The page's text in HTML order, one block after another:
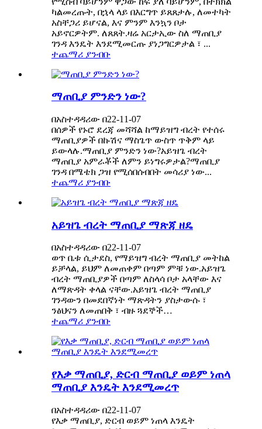
ካልመረጡት, በኋላ ላይ በእርግጥ ይጸጸታሉ, ለመተካት
አስቸጋሪ ይሆናል, እና ምንም እንኳን ቦታ
አይኖርዎትም. ለጸጸት.ዛሬ አርታኢው ስለ ማጠቢያ
ገንዳ እንዴት እንደሚመርጡ ያነጋግርዎታል ፣ ...
ተጨማሪ ያንብቡ
ማጠቢያ ምንድን ነው?
በአስተዳዳሪው በ22-11-07
በሰዎች የኑሮ ደረጃ መሻሻል ከማይዝግ ብረት የተሰሩ
ማጠቢያዎች በኩሽና ማስጌጥ ውስጥ ጥቅም ላይ
ይውላሉ.ማጠቢያ ምንድን ነው?አይዝጌ ብረት
ማጠቢያ አምራቾች ለምን ይነግሩዎታል?ማጠቢያ
ገንዳ በሜቴክ ጋዝ የሚሰበሰብበት መሳሪያ ነው...
ተጨማሪ ያንብቡ
አይዝጌ ብረት ማጠቢያ ማጽጃ ዘዴ
በአስተዳዳሪው በ22-11-07
ወጥ ቤቱ ሲታደስ, የማይዝግ ብረት ማጠቢያ መትከል
ይቻላል, ይህም ለመጠቀም በጣም ምቹ ነው.አይዝጌ
ብረት ማጠቢያዎች በጣም ለስላሳ ቦታ አላቸው እና
ለማጽዳት ቀላል ናቸው.አይዝጌ ብረት ማጠቢያ
ገንዳውን በመደበኛነት ማጽዳትን ያስታውሱ ፣
ንፅህናን ለመጠበቅ ፣ ብዙ ጓደኞች…
ተጨማሪ ያንብቡ
የእቃ ማጠቢያ, ድርብ ማጠቢያ ወይም ነጠላ
ማጠቢያ እንዴት እንደሚመረጥ
በአስተዳዳሪው በ22-11-07
የእቃ ማጠቢያ, ድርብ ወይም ነጠላ እንዴት